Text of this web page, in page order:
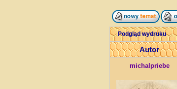
Podgląd wydruku
Autor
michalpriebe